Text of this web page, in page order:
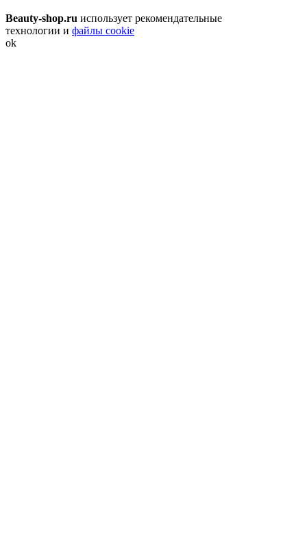
Beauty-shop.ru использует рекомендательные
технологии и файлы cookie
ok